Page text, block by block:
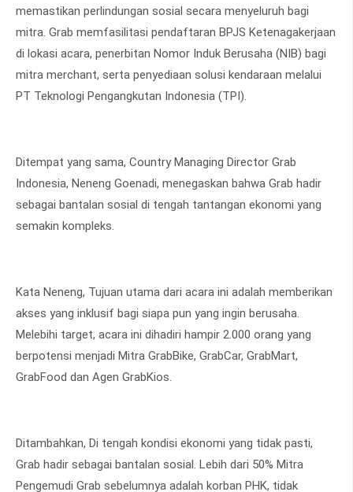
memastikan perlindungan sosial secara menyeluruh bagi
mitra. Grab memfasilitasi pendaftaran BPJS Ketenagakerjaan
di lokasi acara, penerbitan Nomor Induk Berusaha (NIB) bagi
mitra merchant, serta penyediaan solusi kendaraan melalui
PT Teknologi Pengangkutan Indonesia (TPI).
Ditempat yang sama, Country Managing Director Grab
Indonesia, Neneng Goenadi, menegaskan bahwa Grab hadir
sebagai bantalan sosial di tengah tantangan ekonomi yang
semakin kompleks.
Kata Neneng, Tujuan utama dari acara ini adalah memberikan
akses yang inklusif bagi siapa pun yang ingin berusaha.
Melebihi target, acara ini dihadiri hampir 2.000 orang yang
berpotensi menjadi Mitra GrabBike, GrabCar, GrabMart,
GrabFood dan Agen GrabKios.
Ditambahkan, Di tengah kondisi ekonomi yang tidak pasti,
Grab hadir sebagai bantalan sosial. Lebih dari 50% Mitra
Pengemudi Grab sebelumnya adalah korban PHK, tidak